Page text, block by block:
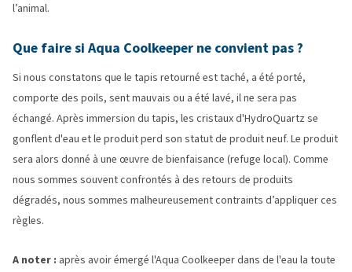
l’animal.
Que faire si Aqua Coolkeeper ne convient pas ?
Si nous constatons que le tapis retourné est taché, a été porté,
comporte des poils, sent mauvais ou a été lavé, il ne sera pas
échangé. Après immersion du tapis, les cristaux d'HydroQuartz se
gonflent d'eau et le produit perd son statut de produit neuf. Le produit
sera alors donné à une œuvre de bienfaisance (refuge local). Comme
nous sommes souvent confrontés à des retours de produits
dégradés, nous sommes malheureusement contraints d’appliquer ces
règles.
A noter : après avoir émergé l'Aqua Coolkeeper dans de l'eau la toute